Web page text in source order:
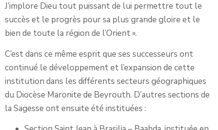
J’implore Dieu tout puissant de lui permettre tout le
succès et le progrès pour sa plus grande gloire et le
bien de toute la région de l’Orient ».
C’est dans ce même esprit que ses successeurs ont
continué le développement et l’expansion de cette
institution dans les différents secteurs géographiques
du Diocèse Maronite de Beyrouth. D’autres sections de
la Sagesse ont ensuite été instituées :